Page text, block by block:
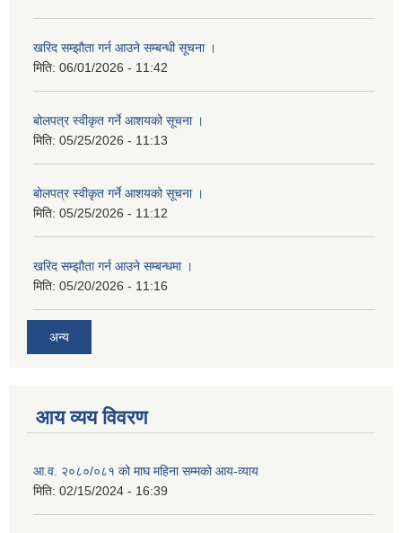
खरिद सम्झौता गर्न आउने सम्बन्धी सूचना ।
मिति: 06/01/2026 - 11:42
बोलपत्र स्वीकृत गर्ने आशयको सूचना ।
मिति: 05/25/2026 - 11:13
बोलपत्र स्वीकृत गर्ने आशयको सूचना ।
मिति: 05/25/2026 - 11:12
खरिद सम्झौता गर्न आउने सम्बन्धमा ।
मिति: 05/20/2026 - 11:16
अन्य
आय व्यय विवरण
आ.व. २०८०/०८१ को माघ महिना सम्मको आय-व्याय
मिति: 02/15/2024 - 16:39